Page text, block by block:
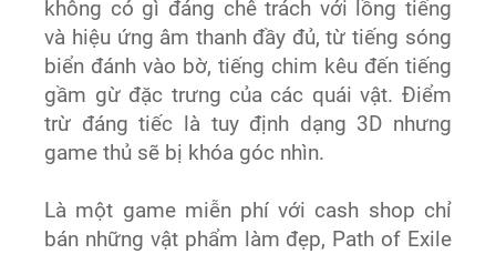
không có gì đáng chê trách với lồng tiếng
và hiệu ứng âm thanh đầy đủ, từ tiếng sóng
biển đánh vào bờ, tiếng chim kêu đến tiếng
gầm gừ đặc trưng của các quái vật. Điểm
trừ đáng tiếc là tuy định dạng 3D nhưng
game thủ sẽ bị khóa góc nhìn.
Là một game miễn phí với cash shop chỉ
bán những vật phẩm làm đẹp, Path of Exile